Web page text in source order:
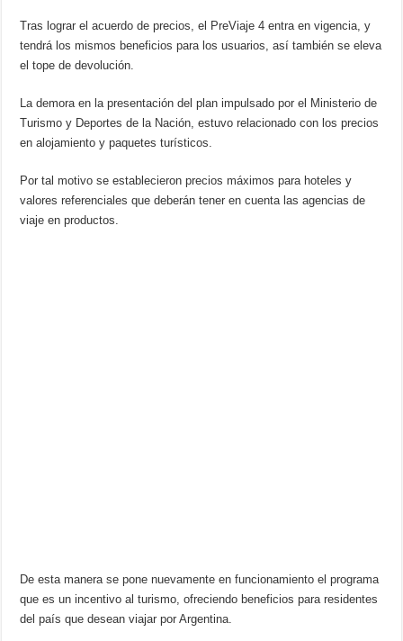
k
Tras lograr el acuerdo de precios, el PreViaje 4 entra en vigencia, y
tendrá los mismos beneficios para los usuarios, así también se eleva
el tope de devolución.
La demora en la presentación del plan impulsado por el Ministerio de
Turismo y Deportes de la Nación, estuvo relacionado con los precios
en alojamiento y paquetes turísticos.
Por tal motivo se establecieron precios máximos para hoteles y
valores referenciales que deberán tener en cuenta las agencias de
viaje en productos.
De esta manera se pone nuevamente en funcionamiento el programa
que es un incentivo al turismo, ofreciendo beneficios para residentes
del país que desean viajar por Argentina.